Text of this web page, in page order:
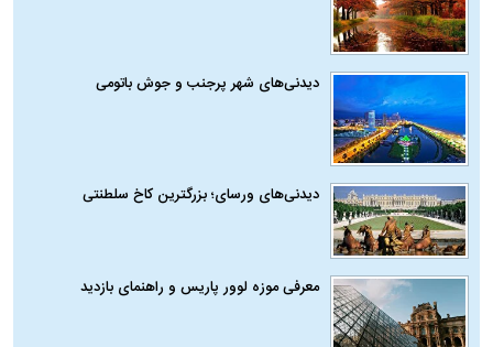
دیدنی‌های شهر پرجنب و جوش باتومی
دیدنی‌های ورسای؛ بزرگترین کاخ سلطنتی
معرفی موزه لوور پاریس و راهنمای بازدید